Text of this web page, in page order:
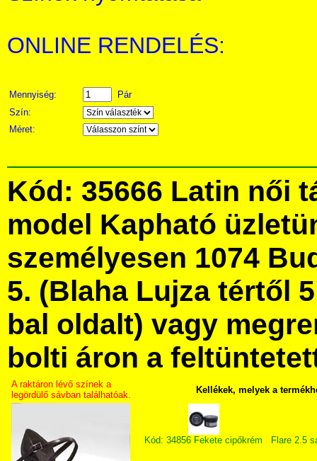
ONLINE RENDELÉS:
Mennyiség:
Pár
Szín:
Méret:
Kód: 35666 Latin női
model Kapható
személyesen 1074
5. (Blaha Lujza tértől
bal oldalt) vagy
bolti áron a
A raktáron lévő színek a
legördülő sávban találhatóak.
Kellékek, melyek a
Kód: 34856 Fekete cipőkrém Flare 2.5